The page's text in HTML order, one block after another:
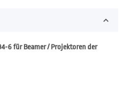
6 für Beamer / Projektoren der